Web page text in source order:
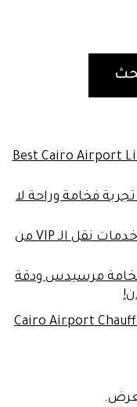
Best Cairo Airport
فخامة وراحة لا
VIP Conference Transportation | خدمات نقل الـ VIP من
مطار القاهرة 2026: فخامة مرسيدس ودقة
Cairo Airport